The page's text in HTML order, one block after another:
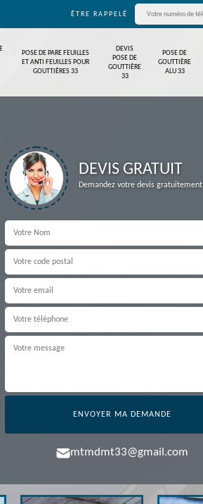
ÊTRE RAPPELÉ
POSE DE PARE FEUILLES
ET ANTI FEUILLES POUR
GOUTTIÈRES 33
DEVIS
POSE DE
GOUTTIÈRE
33
POSE DE
GOUTTIÈRE
ALU 33
DEVIS GRATUIT
Demandez votre devis gratuitement
mtmdmt33@gmail.com